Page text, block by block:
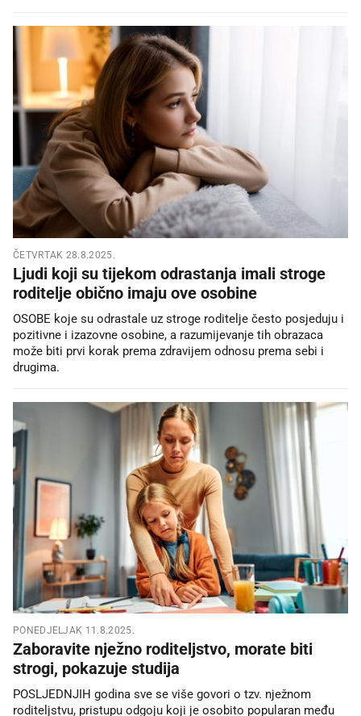
ČETVRTAK 28.8.2025.
Ljudi koji su tijekom odrastanja imali stroge
roditelje obično imaju ove osobine
OSOBE koje su odrastale uz stroge roditelje često posjeduju i
pozitivne i izazovne osobine, a razumijevanje tih obrazaca
može biti prvi korak prema zdravijem odnosu prema sebi i
drugima.
PONEDJELJAK 11.8.2025.
Zaboravite nježno roditeljstvo, morate biti
strogi, pokazuje studija
POSLJEDNJIH godina sve se više govori o tzv. nježnom
roditeljstvu, pristupu odgoju koji je osobito popularan među